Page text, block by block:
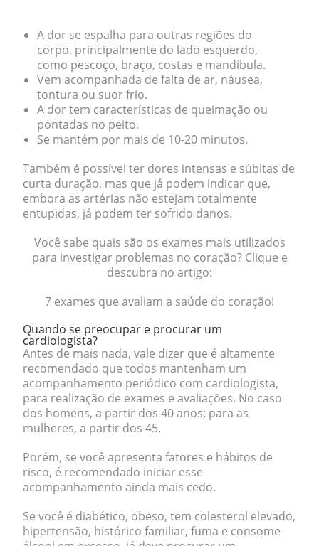
A dor se espalha para outras regiões do
corpo, principalmente do lado esquerdo,
como pescoço, braço, costas e mandíbula.
Vem acompanhada de falta de ar, náusea,
tontura ou suor frio.
A dor tem características de queimação ou
pontadas no peito.
Se mantém por mais de 10-20 minutos.
Também é possível ter dores intensas e súbitas de
curta duração, mas que já podem indicar que,
embora as artérias não estejam totalmente
entupidas, já podem ter sofrido danos.
Você sabe quais são os exames mais utilizados
para investigar problemas no coração? Clique e
descubra no artigo:
7 exames que avaliam a saúde do coração!
Quando se preocupar e procurar um
cardiologista?
Antes de mais nada, vale dizer que é altamente
recomendado que todos mantenham um
acompanhamento periódico com cardiologista,
para realização de exames e avaliações. No caso
dos homens, a partir dos 40 anos; para as
mulheres, a partir dos 45.
Porém, se você apresenta fatores e hábitos de
risco, é recomendado iniciar esse
acompanhamento ainda mais cedo.
Se você é diabético, obeso, tem colesterol elevado,
hipertensão, histórico familiar, fuma e consome